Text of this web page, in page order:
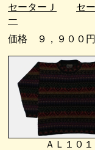
セーターＪ
セ
ー
価格 ９，９００円
ＡＬ１０１